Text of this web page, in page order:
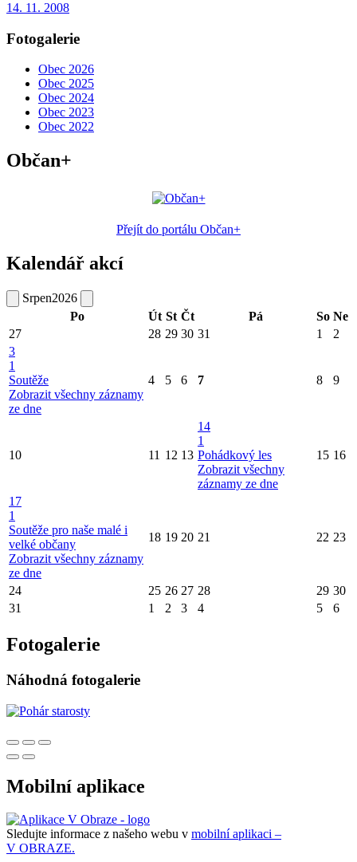
14. 11. 2008
Fotogalerie
Obec 2026
Obec 2025
Obec 2024
Obec 2023
Obec 2022
Občan+
Přejít do portálu Občan+
Kalendář akcí
Srpen2026
Po
Út St Čt Pá So Ne
27
28 29 30 31 1
2
3
1
Soutěže
Zobrazit všechny záznamy
ze dne
4 5 6 7 8 9
10 11 12 13
14
1
Pohádkový les
Zobrazit všechny
záznamy ze dne
15 16
17
1
Soutěže pro naše malé i
velké občany
Zobrazit všechny záznamy
ze dne
18 19 20 21 22 23
24 25 26 27 28 29 30
31
1 2 3 4 5 6
Fotogalerie
Náhodná fotogalerie
Mobilní aplikace
Sledujte informace z našeho webu v mobilní aplikaci –
V OBRAZE.